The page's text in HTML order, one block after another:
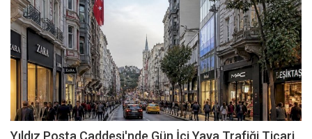
Yıldız Posta Caddesi'nde Gün İçi Yaya Trafiği Ticari